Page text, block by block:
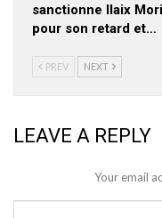
sanctionne Ilaix
pour son retard et…
PREV NEXT
LEAVE A REPLY
Your email